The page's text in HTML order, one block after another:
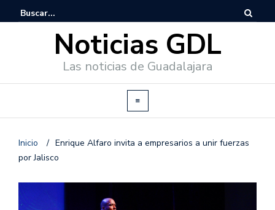
Noticias GDL
Las noticias de Guadalajara
Inicio / Enrique Alfaro invita a empresarios a unir fuerzas
por Jalisco